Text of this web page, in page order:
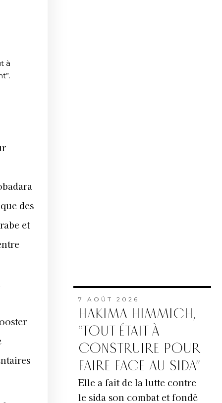
à
des
et
7 AOÛT 2026
HAKIMA HIMMICH,
“TOUT ÉTAIT À
CONSTRUIRE POUR
FAIRE FACE AU SIDA”
Elle a fait de la lutte contre
le sida son combat et fondé